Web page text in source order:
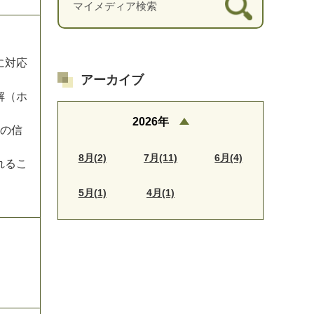
対応
（ホ
信
るこ
アーカイブ
2026年
8月(2) 7月(11) 6月(4)
5月(1) 4月(1)